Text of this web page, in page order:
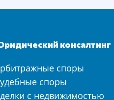
консалтинг
споры
споры
с недвижимостью